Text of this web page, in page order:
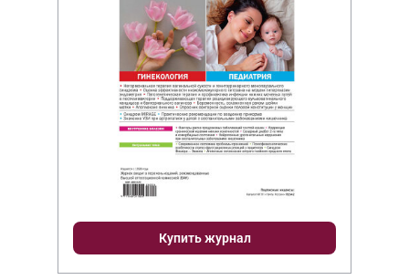
Купить журнал